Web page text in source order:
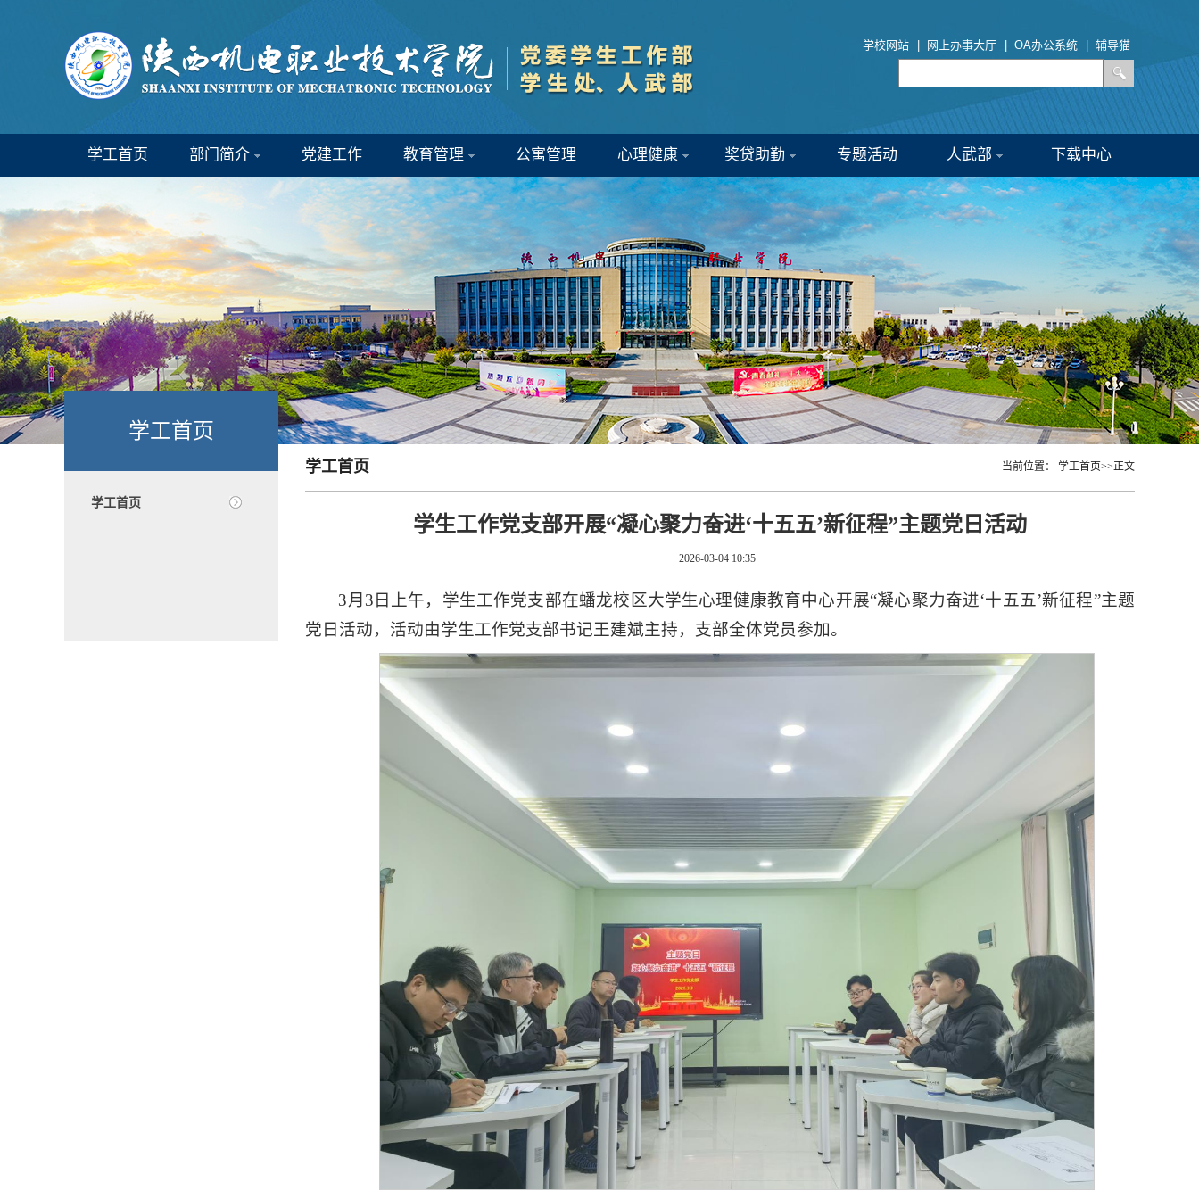
学校网站 网上办事大厅 OA办公系统 辅导猫
学工首页 部门简介 党建工作 教育管理 公寓管理 心理健康 奖贷助勤 专题活动 人武部 下载中心
学工首页
学工首页
当前位置： 学工首页>>正文
学工首页
学生工作党支部开展“凝心聚力奋进‘十五五’新征程”主题党日活动
2026-03-04 10:35
3月3日上午，学生工作党支部在蟠龙校区大学生心理健康教育中心开展“凝心聚力奋进‘十五五’新征程”主题
党日活动，活动由学生工作党支部书记王建斌主持，支部全体党员参加。